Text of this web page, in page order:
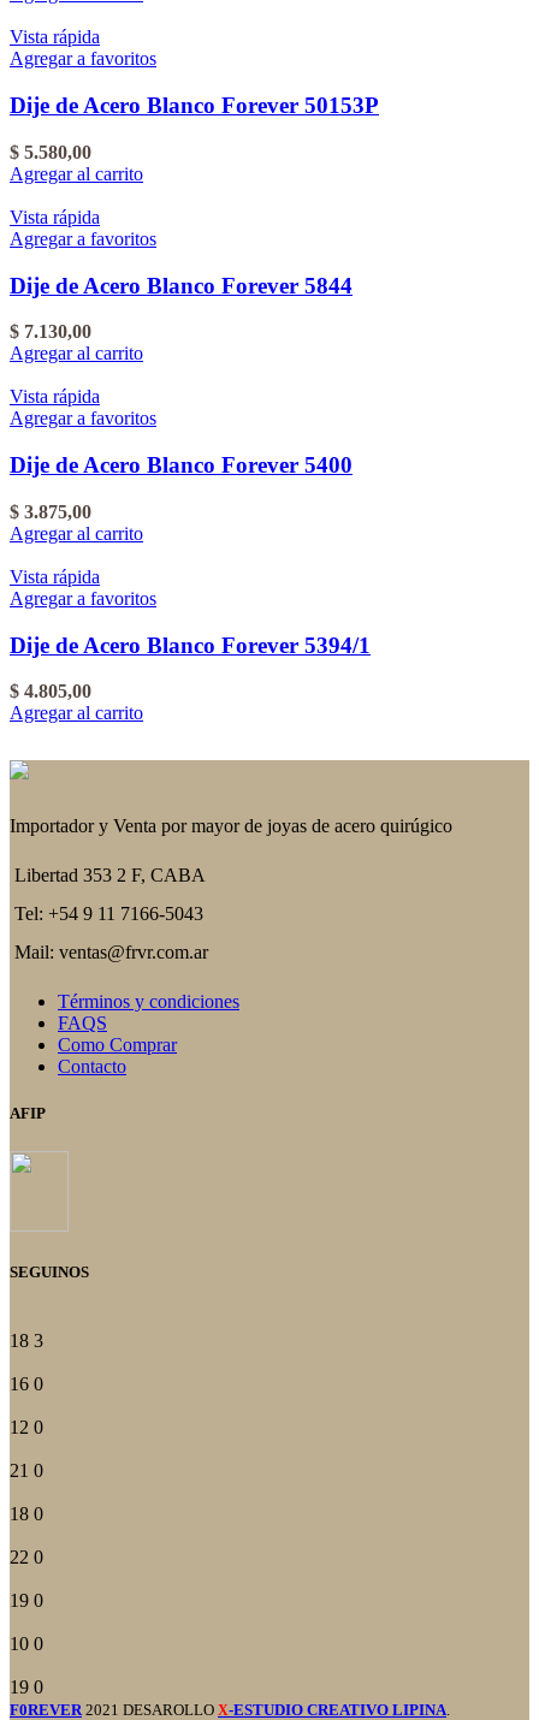
Vista rápida
Agregar a favoritos
Dije de Acero Blanco Forever 50153P
$ 5.580,00
Agregar al carrito
Vista rápida
Agregar a favoritos
Dije de Acero Blanco Forever 5844
$ 7.130,00
Agregar al carrito
Vista rápida
Agregar a favoritos
Dije de Acero Blanco Forever 5400
$ 3.875,00
Agregar al carrito
Vista rápida
Agregar a favoritos
Dije de Acero Blanco Forever 5394/1
$ 4.805,00
Agregar al carrito
Importador y Venta por mayor de joyas de acero quirúgico
Libertad 353 2 F, CABA
Tel: +54 9 11 7166-5043
Mail: ventas@frvr.com.ar
Términos y condiciones
FAQS
Como Comprar
Contacto
AFIP
SEGUINOS
18 3
16 0
12 0
21 0
18 0
22 0
19 0
10 0
19 0
F0REVER 2021 DESAROLLO X-ESTUDIO CREATIVO LIPINA